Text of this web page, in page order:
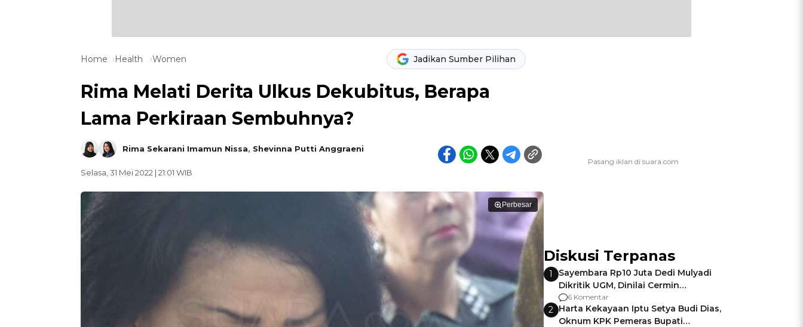
Home Health Women Jadikan Sumber Pilihan
Rima Melati Derita Ulkus Dekubitus, Berapa
Lama Perkiraan Sembuhnya?
Rima Sekarani Imamun Nissa, Shevinna Putti Anggraeni
Selasa, 31 Mei 2022 | 21:01 WIB
Perbesar
Diskusi Terpanas
1
Sayembara Rp10 Juta Dedi Mulyadi
Dikritik UGM, Dinilai Cermin
Gagalnya Negara Jamin Keamanan
6 Komentar
2 Harta Kekayaan Iptu Setya Budi Dias,
Oknum KPK Pemeras Bupati